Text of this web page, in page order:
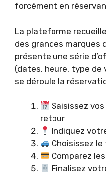
forcément en
La plateforme
des grandes marques
présente une série
(dates, heure, type de
se déroule la
Saisissez
retour
Indiquez
Choisissez
Comparez
Finalisez